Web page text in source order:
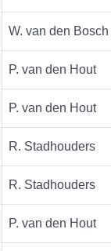
W. van den Bosch
P. van den Hout
P. van den Hout
R. Stadhouders
R. Stadhouders
P. van den Hout